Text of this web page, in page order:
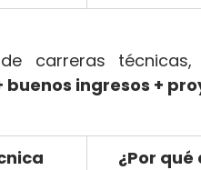
de carreras
ingresos +
¿Por